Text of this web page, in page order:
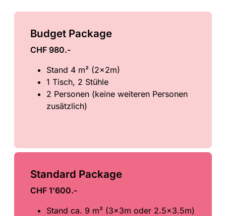
Budget Package
CHF 980.-
Stand 4 m² (2x2m)
1 Tisch, 2 Stühle
2 Personen (keine weiteren Personen
zusätzlich)
Standard Package
CHF 1'600.-
Stand ca. 9 m² (3x3m oder 2.5x3.5m)